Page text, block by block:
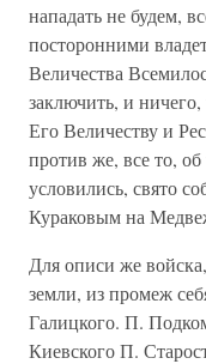
нападать не будем,
посторонними
Величества
заключить, и
Его Величеству и
против же, все то,
условились, свято
Кураковым на
Для описи же
земли, из промеж
Галицкого. П.
Киевского П.